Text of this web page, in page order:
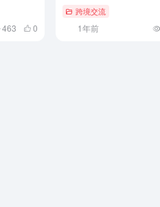
463 0
跨境交流
1年前